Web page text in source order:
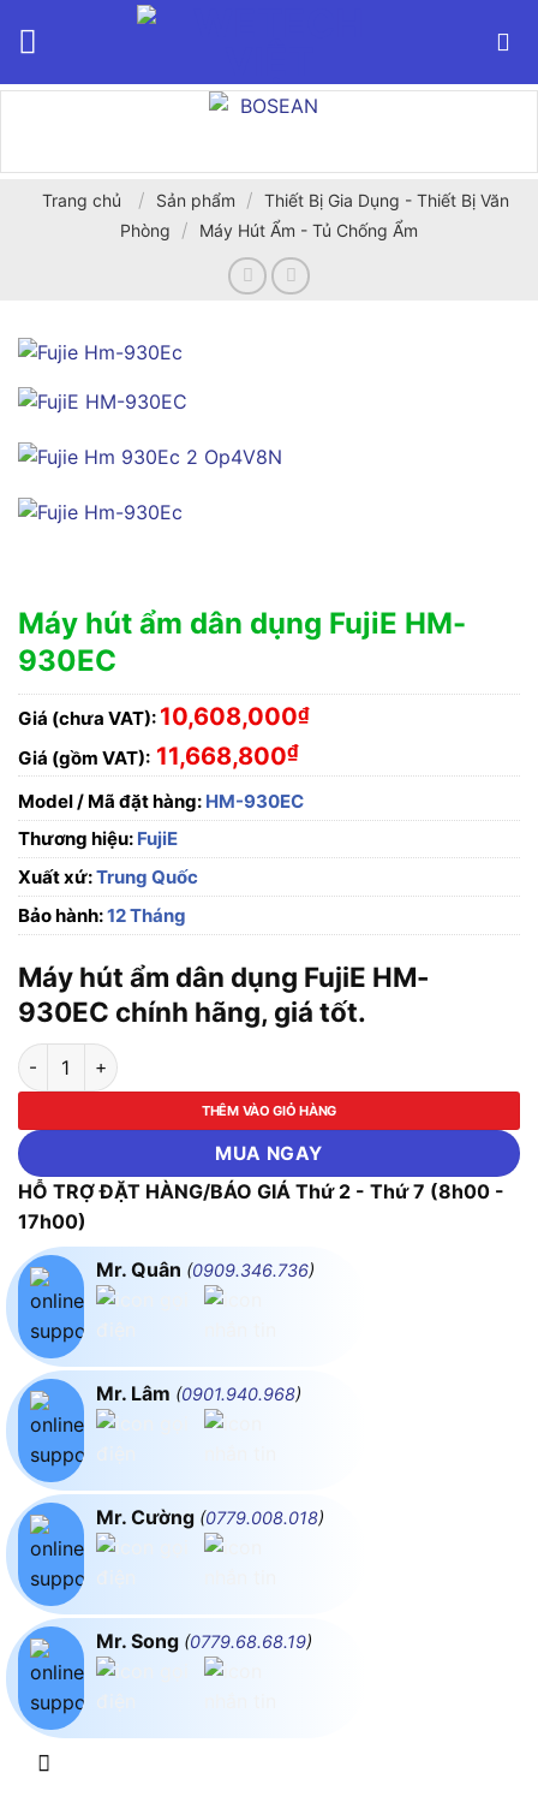
Trang chủ / Sản phẩm / Thiết Bị Gia Dụng - Thiết Bị Văn
Phòng
/ Máy Hút Ẩm - Tủ Chống Ẩm
Máy hút ẩm dân dụng FujiE HM-
930EC
Giá (chưa VAT): 10,608,000₫
Giá (gồm VAT): 11,668,800₫
Model / Mã đặt hàng: HM-930EC
Thương hiệu: FujiE
Xuất xứ:Trung Quốc
Bảo hành:12 Tháng
Máy hút ẩm dân dụng FujiE HM-
930EC chính hãng, giá tốt.
Máy hút ẩm dân dụng FujiE HM-930EC số lượng
THÊM VÀO GIỎ HÀNG
MUA NGAY
HỖ TRỢ ĐẶT HÀNG/BÁO GIÁ Thứ 2 - Thứ 7 (8h00 -
17h00)
Mr. Quân (0909.346.736)
Mr. Lâm (0901.940.968)
Mr. Cường (0779.008.018)
Mr. Song (0779.68.68.19)